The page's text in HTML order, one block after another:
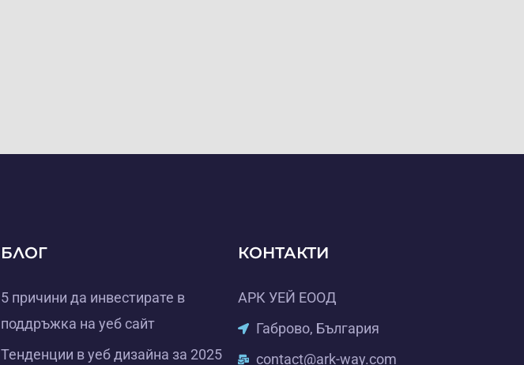
БЛОГ
5 причини да инвестирате в
поддръжка на уеб сайт
Тенденции в уеб дизайна за 2025
КОНТАКТИ
АРК УЕЙ ЕООД
Габрово, България
contact@ark-way.com